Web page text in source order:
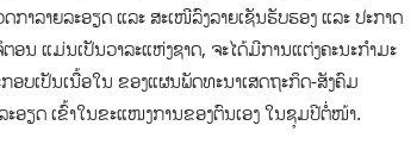
ລາຍລະອຽດ ແລະ ສະເໜີລົງລາຍເຊັນຮັບຮອງ ແລະ ປະກາດ
ນ ແມ່ນເປັນວາລະແຫ່ງຊາດ, ຈະໄດ້ມີການແຕ່ງຄະນະກໍາມະ
ບເປັນເນື້ອໃນ ຂອງແຜນພັດທະນາເສດຖະກິດ-ສັງຄົມ
ອຽດ ເຂົ້າໃນຂະແໜງການຂອງຕົນເອງ ໃນຊຸມປີຕໍ່ໜ້າ.